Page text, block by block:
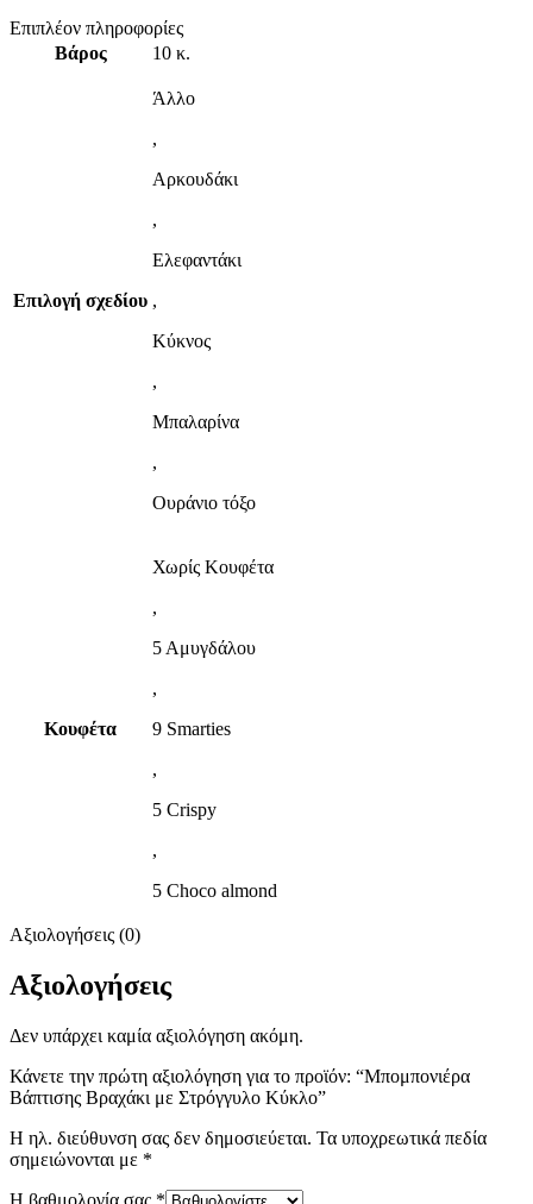
Επιπλέον πληροφορίες
Βάρος
10 κ.
Επιλογή σχεδίου
Άλλο
,
Αρκουδάκι
,
Ελεφαντάκι
,
Κύκνος
,
Μπαλαρίνα
,
Ουράνιο τόξο
Κουφέτα
Χωρίς Κουφέτα
,
5 Αμυγδάλου
,
9 Smarties
,
5 Crispy
,
5 Choco almond
Αξιολογήσεις (0)
Αξιολογήσεις
Δεν υπάρχει καμία αξιολόγηση ακόμη.
Κάνετε την πρώτη αξιολόγηση για το προϊόν: “Μπομπονιέρα
Βάπτισης Βραχάκι με Στρόγγυλο Κύκλο”
Η ηλ. διεύθυνση σας δεν δημοσιεύεται. Τα υποχρεωτικά πεδία
σημειώνονται με *